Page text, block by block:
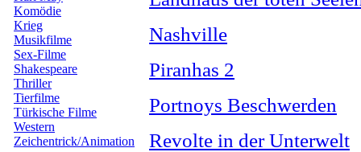
Komödie
Krieg
Musikfilme
Sex-Filme
Shakespeare
Thriller
Tierfilme
Türkische Filme
Western
Zeichentrick/Animation
Nashville
Piranhas 2
Portnoys Beschwerden
Revolte in der Unterwelt